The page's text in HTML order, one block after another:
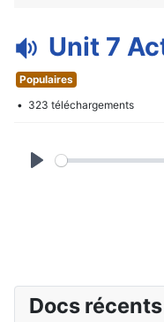
a
u
d
o
Unit 7
Populaires
323 téléchargements
Docs récents